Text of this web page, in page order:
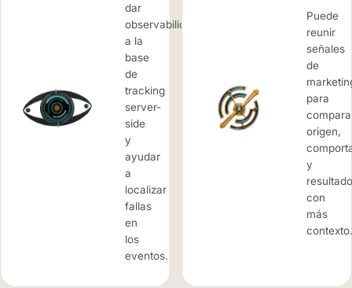
dar
observabilidad
a la
base
de
tracking
server-
side
y
ayudar
a
localizar
fallas
en
los
eventos.
Puede
reunir
señales
de
para
origen,
y
resultado
con
más
contexto.